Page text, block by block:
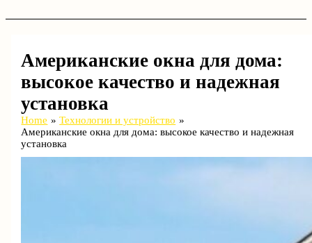
Американские окна для дома:
высокое качество и надежная
установка
Home
Технологии и устройство
Американские окна для дома: высокое качество и надежная
установка